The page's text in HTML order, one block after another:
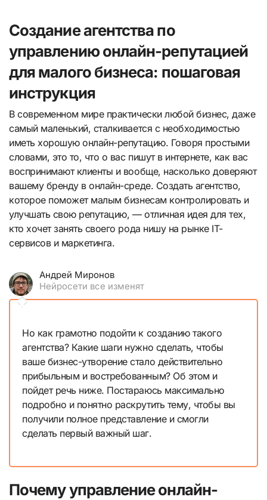
Создание агентства по
управлению онлайн-репутацией
для малого бизнеса: пошаговая
инструкция
В современном мире практически любой бизнес, даже
самый маленький, сталкивается с необходимостью
иметь хорошую онлайн-репутацию. Говоря простыми
словами, это то, что о вас пишут в интернете, как вас
воспринимают клиенты и вообще, насколько доверяют
вашему бренду в онлайн-среде. Создать агентство,
которое поможет малым бизнесам контролировать и
улучшать свою репутацию, — отличная идея для тех,
кто хочет занять своего рода нишу на рынке IT-
сервисов и маркетинга.
Андрей Миронов
Нейросети все изменят
Но как грамотно подойти к созданию такого
агентства? Какие шаги нужно сделать, чтобы
ваше бизнес-утворение стало действительно
прибыльным и востребованным? Об этом и
пойдет речь ниже. Постараюсь максимально
подробно и понятно раскрутить тему, чтобы вы
получили полное представление и смогли
сделать первый важный шаг.
Почему управление онлайн-